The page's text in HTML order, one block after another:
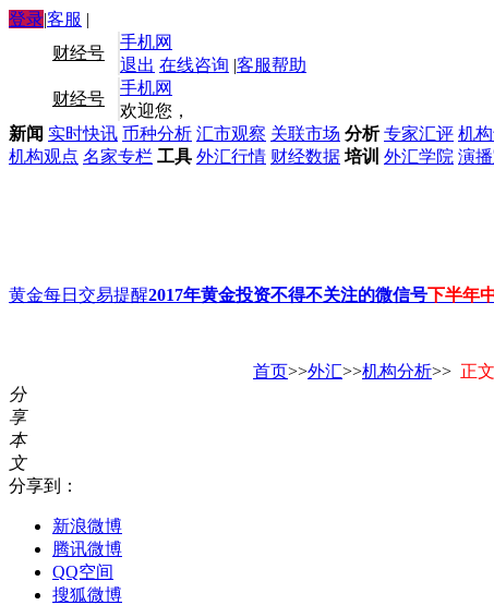
登录|客服 |
手机网
财经号
退出 在线咨询 |客服帮助
手机网
财经号
欢迎您，
新闻 实时快讯 币种分析 汇市观察 关联市场 分析 专家汇评 机
机构观点 名家专栏 工具 外汇行情 财经数据 培训 外汇学院 演
黄金每日交易提醒2017年黄金投资不得不关注的微信号下半年
首页>>外汇>>机构分析>> 正文
分
享
本
文
分享到：
新浪微博
腾讯微博
QQ空间
搜狐微博